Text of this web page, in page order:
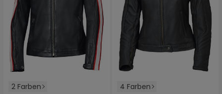
2 Farben
4 Farben